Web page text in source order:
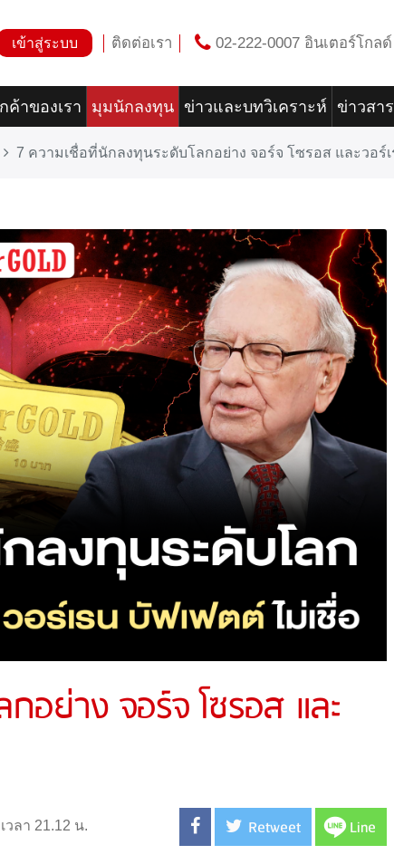
เข้าสู่ระบบ ติดต่อเรา 02-222-0007 อินเตอร์โกลด์
ค้าของเรา มุมนักลงทุน ข่าวและบทวิเคราะห์ ข่าวสา
7 ความเชื่อที่นักลงทุนระดับโลกอย่าง จอร์จ โซรอส และวอร์
อย่าง จอร์จ โซรอส และ
วลา 21.12 น. Retweet Line